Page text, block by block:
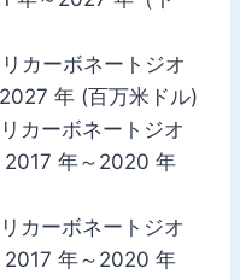
カーボネートジオ
年 (百万米ドル)
カーボネートジオ
2017 年～2020 年
カーボネートジオ
2017 年～2020 年